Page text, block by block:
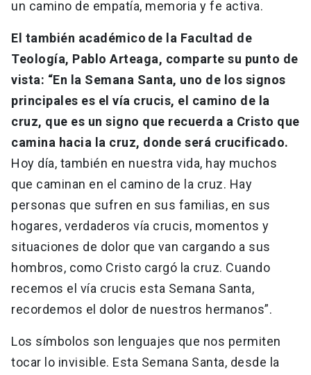
un camino de empatía, memoria y fe activa.
El también académico de la Facultad de
Teología, Pablo Arteaga, comparte su punto de
vista: “En la Semana Santa, uno de los signos
principales es el vía crucis, el camino de la
cruz, que es un signo que recuerda a Cristo que
camina hacia la cruz, donde será crucificado.
Hoy día, también en nuestra vida, hay muchos
que caminan en el camino de la cruz. Hay
personas que sufren en sus familias, en sus
hogares, verdaderos vía crucis, momentos y
situaciones de dolor que van cargando a sus
hombros, como Cristo cargó la cruz. Cuando
recemos el vía crucis esta Semana Santa,
recordemos el dolor de nuestros hermanos”.
Los símbolos son lenguajes que nos permiten
tocar lo invisible. Esta Semana Santa, desde la